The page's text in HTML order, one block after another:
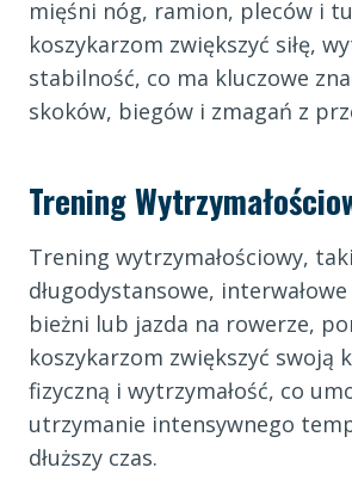
mięśni nóg, ramion, pleców i
koszykarzom zwiększyć siłę,
stabilność, co ma kluczowe
skoków, biegów i zmagań z
Trening
Trening wytrzymałościowy,
długodystansowe,
bieżni lub jazda na rowerze,
koszykarzom zwiększyć swoją
fizyczną i wytrzymałość, co
utrzymanie intensywnego
dłuższy czas.